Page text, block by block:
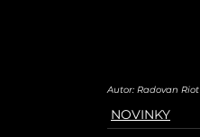
Autor: Radovan Riot
NOVINKY